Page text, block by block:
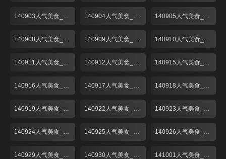
140903人气美食_001 140904人气美食_001 140905人气美食_001
140908人气美食_001 140909人气美食_001 140910人气美食_001
140911人气美食_001 140912人气美食_001 140915人气美食_001
140916人气美食_001 140917人气美食_001 140918人气美食_001
140919人气美食_001 140922人气美食_001 140923人气美食_001
140924人气美食_001 140925人气美食_001 140926人气美食_001
140929人气美食_001 140930人气美食_001 141001人气美食_001